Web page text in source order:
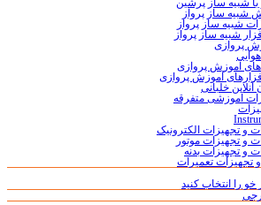
با شبیه ساز پرشین
شبیه ساز پرواز
شبیه ساز پرواز
شبیه ساز پرواز
پروازی
های آموزش پروازی
آموزش پروازی
آنلاین خلبانی
آموزشی متفرقه
و تجهیزات الکترونیک
و تجهیزات موتور
و تجهیزات بدنه
و تجهیزات تعمیرات
خو را انتخاب کنید